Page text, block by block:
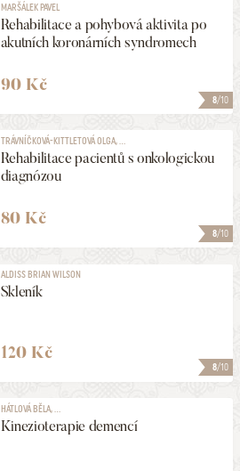
8/10
MARŠÁLEK PAVEL
Rehabilitace a pohybová aktivita po
akutních koronárních syndromech
90 Kč
8/10
TRÁVNÍČKOVÁ-KITTLETOVÁ OLGA, ...
Rehabilitace pacientů s onkologickou
diagnózou
80 Kč
8/10
ALDISS BRIAN WILSON
Skleník
120 Kč
HÁTLOVÁ BĚLA, ...
Kinezioterapie demencí